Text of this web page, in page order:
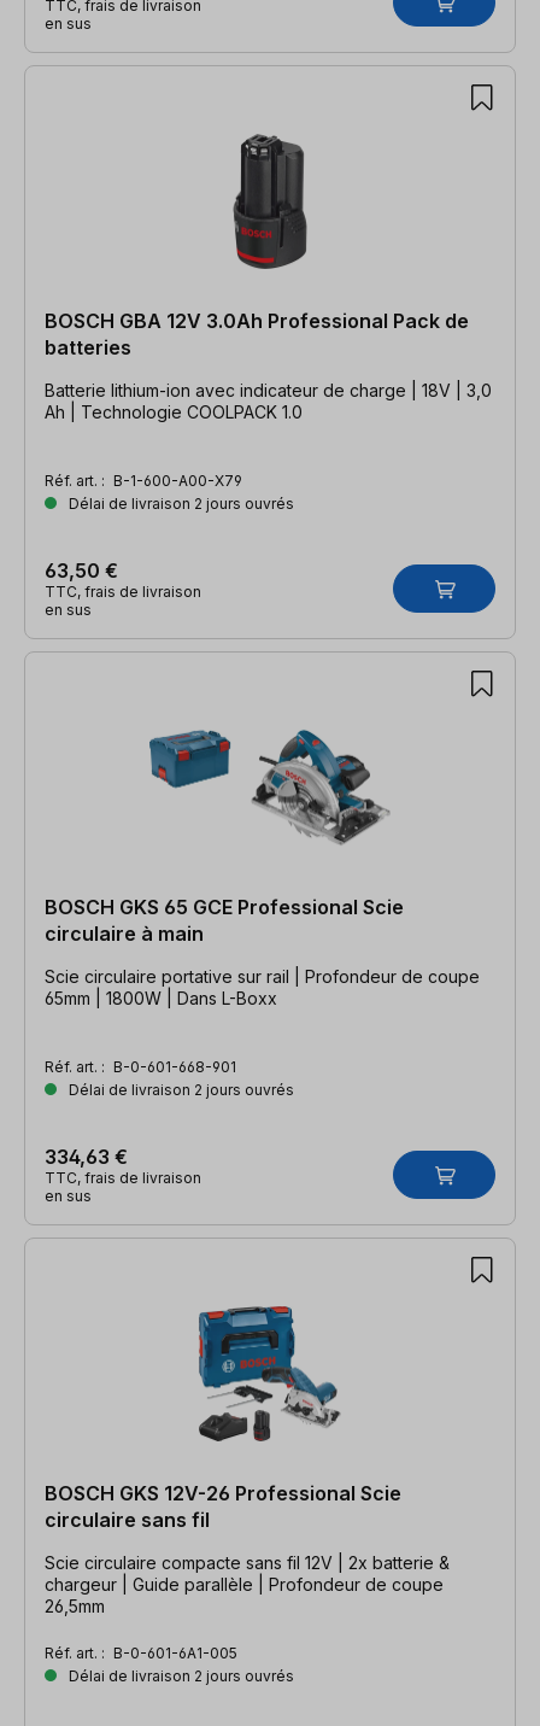
TTC, frais de livraison
en sus
BOSCH GBA 12V 3.0Ah Professional Pack de
batteries
Batterie lithium-ion avec indicateur de charge | 18V | 3,0
Ah | Technologie COOLPACK 1.0
Réf. art. : B-1-600-A00-X79
Délai de livraison 2 jours ouvrés
63,50 €
TTC, frais de livraison
en sus
BOSCH GKS 65 GCE Professional Scie
circulaire à main
Scie circulaire portative sur rail | Profondeur de coupe
65mm | 1800W | Dans L-Boxx
Réf. art. : B-0-601-668-901
Délai de livraison 2 jours ouvrés
334,63 €
TTC, frais de livraison
en sus
BOSCH GKS 12V-26 Professional Scie
circulaire sans fil
Scie circulaire compacte sans fil 12V | 2x batterie &
chargeur | Guide parallèle | Profondeur de coupe
26,5mm
Réf. art. : B-0-601-6A1-005
Délai de livraison 2 jours ouvrés